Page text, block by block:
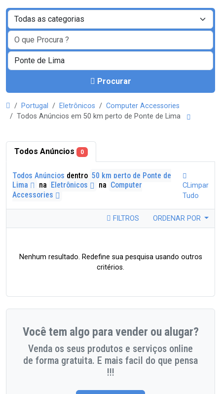
Procurar
Portugal Eletrônicos
Computer Accessories
Todos Anúncios em 50 km perto de Ponte de Lima
Todos Anúncios 0
Todos Anúncios dentro 50 km perto de Ponte de
Lima
na Eletrônicos na Computer
Accessories
CLimpar
Tudo
FILTROS ORDENAR POR
Nenhum resultado. Redefine sua pesquisa usando outros
critérios.
Você tem algo para vender ou alugar?
Venda os seus produtos e serviços online
de forma gratuita. E mais facil do que pensa
!!!